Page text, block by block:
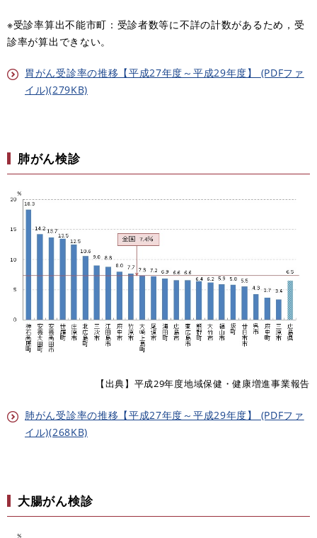
※受診率算出不能市町：受診者数等に不詳の計数があるため，受
診率が算出できない。
胃がん受診率の推移【平成27年度～平成29年度】 (PDFファ
イル)(279KB)
肺がん検診
【出典】平成29年度地域保健・健康増進事業報告
肺がん受診率の推移【平成27年度～平成29年度】 (PDFファ
イル)(268KB)
大腸がん検診